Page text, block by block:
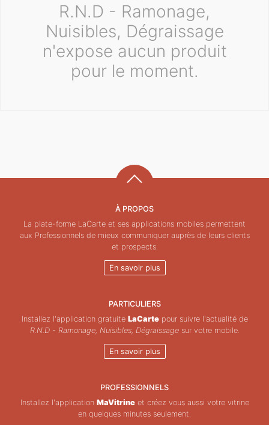
R.N.D - Ramonage,
Nuisibles, Dégraissage
n'expose aucun produit
pour le moment.
À PROPOS
La plate-forme LaCarte et ses applications mobiles permettent
aux Professionnels de mieux communiquer auprès de leurs clients
et prospects.
En savoir plus
PARTICULIERS
Installez l'application gratuite LaCartepour suivre l'actualité de
R.N.D - Ramonage, Nuisibles, Dégraissagesur votre mobile.
En savoir plus
PROFESSIONNELS
Installez l'application MaVitrineet créez vous aussi votre vitrine
en quelques minutes seulement.